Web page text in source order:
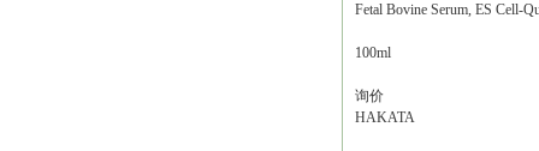
Fetal Bovine Serum, ES Cell-
100ml
询价
HAKATA